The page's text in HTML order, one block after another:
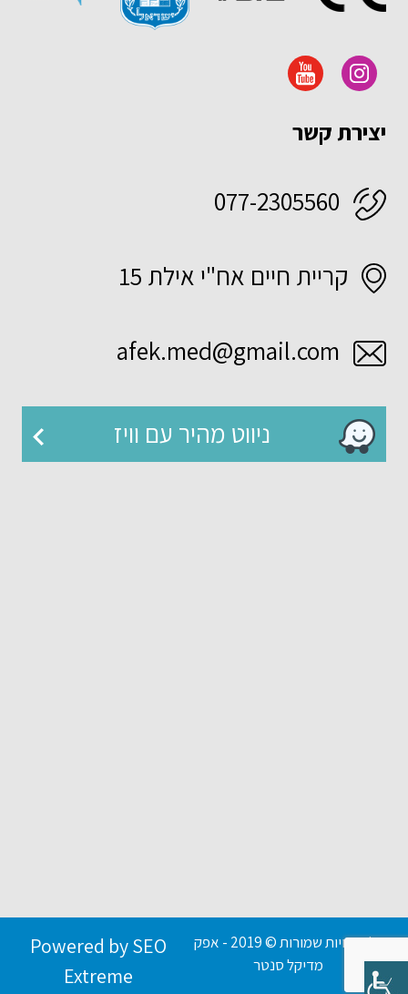
יצירת קשר
077-2305560
קריית חיים אח"י אילת 15
afek.med@gmail.com
ניווט מהיר עם וויז
כל הזכויות שמורות © 2019 - אפק
מדיקל סנטר
Powered by SEO
Extreme